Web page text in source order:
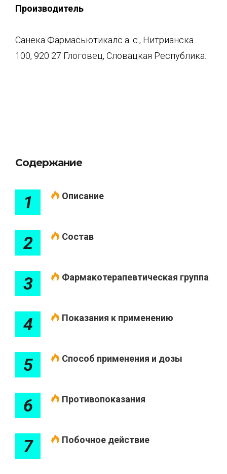
Производитель
Санека Фармасьютикалс а. с., Нитрианска
100, 920 27 Глоговец, Словацкая Республика.
Содержание
1 Описание
2 Состав
3 Фармакотерапевтическая группа
4 Показания к применению
5 Способ применения и дозы
6 Противопоказания
7 Побочное действие